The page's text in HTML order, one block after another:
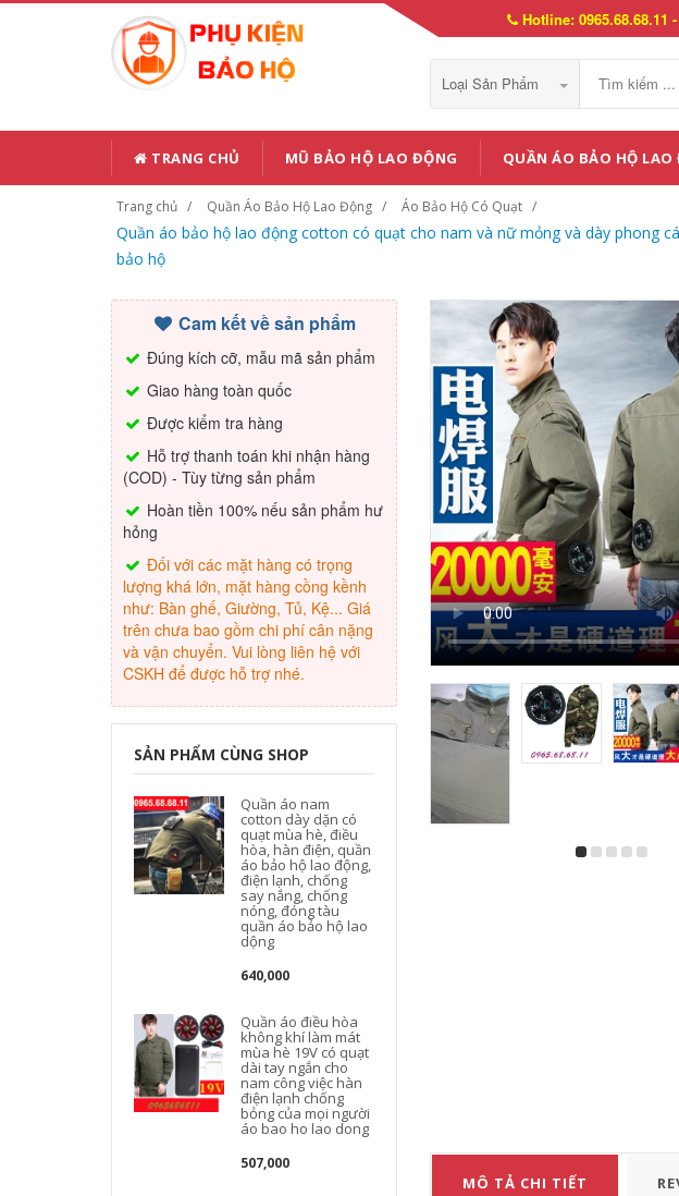
Hotline: 0965.68.68.11
Loại Sản Phẩm
TRANG CHỦ MŨ BẢO HỘ LAO ĐỘNG QUẦN ÁO BẢO HỘ LAO
Trang chủ Quần Áo Bảo Hộ Lao Động Áo Bảo Hộ Có Quạt
Quần áo bảo hộ lao động cotton có quạt cho nam và nữ mỏng và dày phong
bảo hộ
Cam kết về sản phẩm
Đúng kích cỡ, mẫu mã sản phẩm
Giao hàng toàn quốc
Được kiểm tra hàng
Hỗ trợ thanh toán khi nhận hàng
(COD) - Tùy từng sản phẩm
Hoàn tiền 100% nếu sản phẩm hư
hỏng
Đối với các mặt hàng có trọng
lượng khá lớn, mặt hàng cồng kềnh
như: Bàn ghế, Giường, Tủ, Kệ... Giá
trên chưa bao gồm chi phí cân nặng
và vận chuyển. Vui lòng liên hệ với
CSKH để được hỗ trợ nhé.
SẢN PHẨM CÙNG SHOP
Quần áo nam
cotton dày dặn có
quạt mùa hè, điều
hòa, hàn điện, quần
áo bảo hộ lao động,
điện lạnh, chống
say nắng, chống
nóng, đóng tàu
quần áo bảo hộ lao
dộng
640,000
Quần áo điều hòa
không khí làm mát
mùa hè 19V có quạt
dài tay ngắn cho
nam công việc hàn
điện lạnh chống
bỏng của mọi người
áo bao ho lao dong
507,000
MÔ TẢ CHI TIẾT